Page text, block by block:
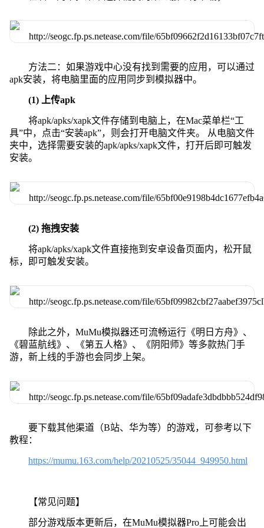
方法二：如果游戏中心没有找到需要的应用，可以通过
apk安装，将电脑里面的应用同步到模拟器中。
(1) 上传apk
将apk/apks/xapk文件存储到电脑上，在Mac菜单栏“工
具”中，点击“安装apk”，则会打开电脑文件夹。 从电脑文件
夹中，选择需要安装的apk/apks/xapk文件，打开后即可触发
安装。
(2) 拖拽安装
将apk/apks/xapk文件直接拖到安卓设备页面内，松开鼠
标，即可触发安装。
除此之外，MuMu模拟器还可流畅运行《明日方舟》、
《碧蓝航线》、《第五人格》、《阴阳师》等多款热门手
游，新上线的手游也会同步上架。
要下载其他渠道（B站、华为等）的游戏，可参考以下
教程：
https://mumu.163.com/help/20210525/35044_949950.html
【常见问题】
部分游戏版本更新后，在MuMu模拟器Pro上可能会出